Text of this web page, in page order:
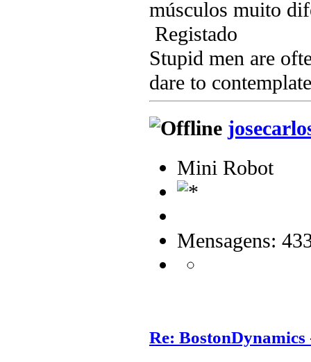
músculos muito
Registado
Stupid men are
dare to
Mini Robot
Mensagens:
Re: